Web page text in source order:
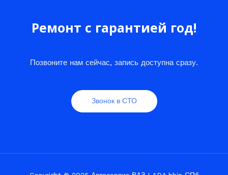
Ремонт с гарантией год!
Позвоните нам сейчас, запись доступна сразу.
Звонок в СТО